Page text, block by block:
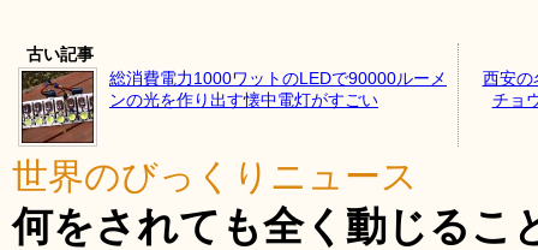
古い記事
総消費電力1000ワットのLEDで90000ルーメ
ンの光を作り出す懐中電灯がすごい
西安の
チョ
世界のびっくりニュース
何をされても全く動じるこ